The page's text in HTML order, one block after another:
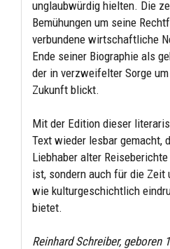
unglaubwürdig hielten. Die
Bemühungen um seine
verbundene wirtschaftliche
Ende seiner Biographie als
der in verzweifelter Sorge
Zukunft blickt.
Mit der Edition dieser
Text wieder lesbar gemacht,
Liebhaber alter
ist, sondern auch für die Zeit
wie kulturgeschichtlich
bietet.
Reinhard Schreiber, geboren